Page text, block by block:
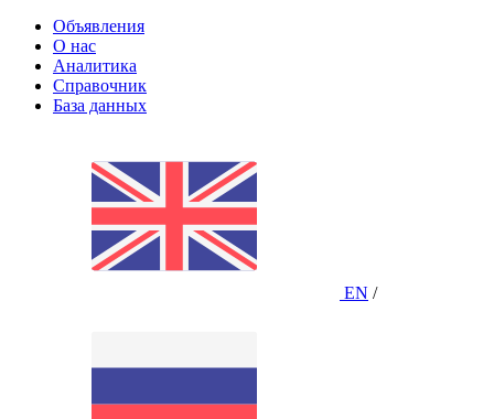
Объявления
О нас
Аналитика
Справочник
База данных
EN /